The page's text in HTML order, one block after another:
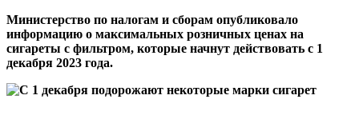
Министерство по налогам и сборам опубликовало
информацию о максимальных розничных ценах на
сигареты с фильтром, которые начнут действовать с 1
декабря 2023 года.